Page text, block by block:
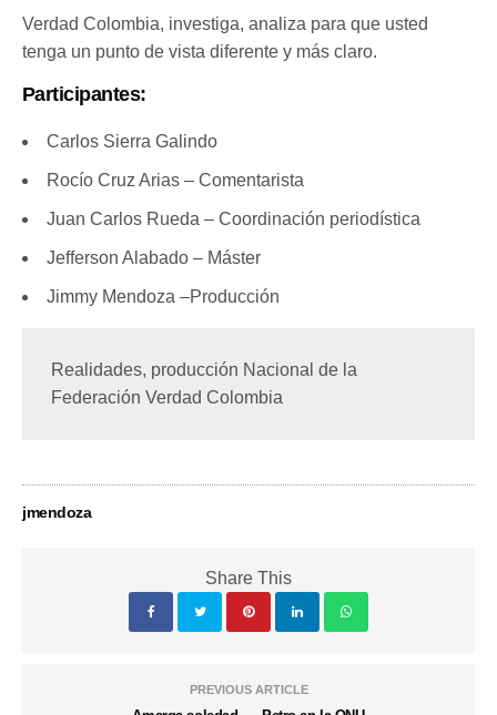
Verdad Colombia, investiga, analiza para que usted
tenga un punto de vista diferente y más claro.
Participantes:
Carlos Sierra Galindo
Rocío Cruz Arias – Comentarista
Juan Carlos Rueda – Coordinación periodística
Jefferson Alabado – Máster
Jimmy Mendoza –Producción
Realidades, producción Nacional de la
Federación Verdad Colombia
jmendoza
Share This
PREVIOUS ARTICLE